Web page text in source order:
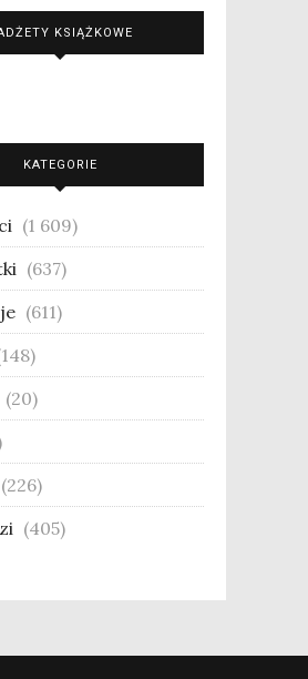
KSIĄŻKOWE
KATEGORIE
(1 609)
(637)
(611)
(20)
(226)
(405)